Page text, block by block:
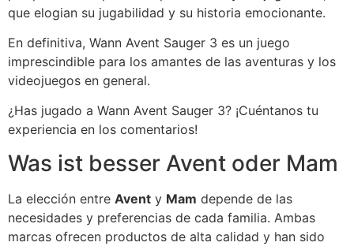
que elogian su jugabilidad y su historia emocionante.
En definitiva, Wann Avent Sauger 3 es un juego
imprescindible para los amantes de las aventuras y los
videojuegos en general.
¿Has jugado a Wann Avent Sauger 3? ¡Cuéntanos tu
experiencia en los comentarios!
Was ist besser Avent oder Mam
La elección entre Avent y Mam depende de las
necesidades y preferencias de cada familia. Ambas
marcas ofrecen productos de alta calidad y han sido